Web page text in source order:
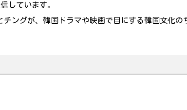
しています。
ングが、韓国ドラマや映画で目にする韓国文化の